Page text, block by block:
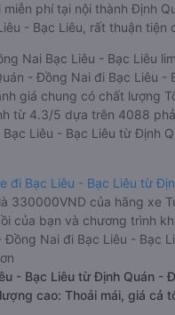
phí tại nội thành Định
- Bạc Liêu, rất thuận tiện
Nai Bạc Liêu - Bạc Liêu
- Đồng Nai đi Bạc Liêu -
giá chung có chất lượng
từ 4.3/5 dựa trên 4088
Bạc Liêu - Bạc Liêu từ Định
đi Bạc Liêu - Bạc Liêu từ
330000VND của hãng xe
của bạn và chương trình
Đồng Nai đi Bạc Liêu - Bạc
- Bạc Liêu từ Định Quán -
cao: Thoải mái, giá cả